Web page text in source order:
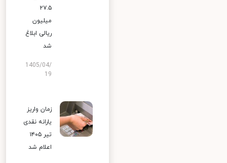
۲۷.۵
میلیون
ریالی ابلاغ
شد
1405/04/
19
زمان واریز
یارانه نقدی
تیر ۱۴۰۵
اعلام شد